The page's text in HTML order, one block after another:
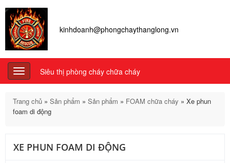
kinhdoanh@phongchaythanglong.vn
Toggle
navigation
Siêu thị phòng cháy chữa cháy
Trang chủ » Sản phẩm » Sản phẩm » FOAM chữa cháy » Xe phun
foam di động
XE PHUN FOAM DI ĐỘNG